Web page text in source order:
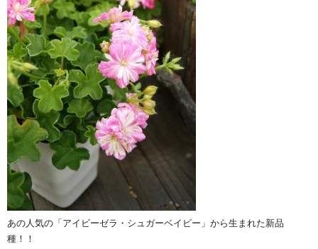
あの人気の「アイビーゼラ・シュガーベイビー」から生まれた新品
種！！